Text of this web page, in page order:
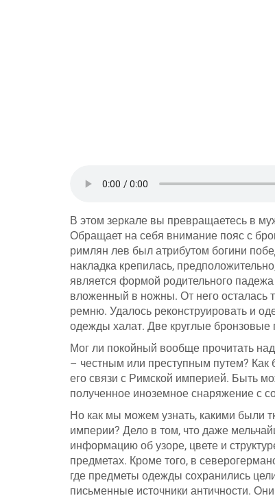
В этом зеркале вы превращаетесь в
Обращает на себя внимание пояс с
римлян лев был атрибутом богини
накладка крепилась,
является формой родительного
вложенный в ножны. От него осталась
ремню. Удалось реконструировать и
одежды халат. Две круглые бронзовые
Мог ли покойный вообще прочитать
– честным или преступным путем?
его связи с Римской империей. Быть
полученное иноземное снаряжение с
Но как мы можем узнать, какими были
империи? Дело в том, что даже
информацию об узоре, цвете и
предметах. Кроме того, в
где предметы одежды сохранились
письменные источники античности.